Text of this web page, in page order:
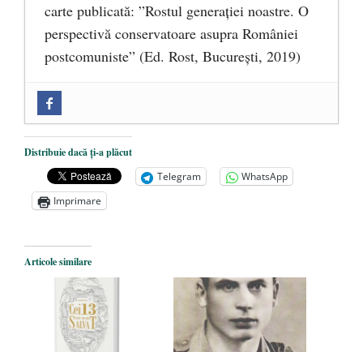
carte publicată: ”Rostul generației noastre. O
perspectivă conservatoare asupra României
postcomuniste” (Ed. Rost, București, 2019)
Târziu cere anchetă a Parchetului
European și reforme pentru a bloca
achizițiile la suprapreț - 13 august 2025
Dragi prieteni din Constanța
România nu știe să își folosească și să își
protejeze resursele
Distribuie dacă ți-a plăcut
Telegram
WhatsApp
Imprimare
Articole similare